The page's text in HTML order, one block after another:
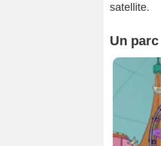
satellite.
Un